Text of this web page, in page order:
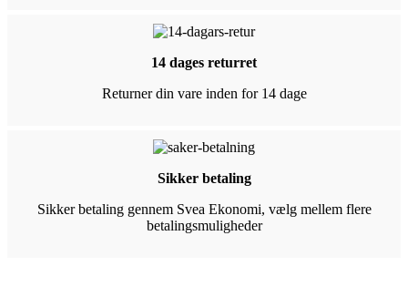
14 dages returret
Returner din vare inden for 14 dage
Sikker betaling
Sikker betaling gennem Svea Ekonomi, vælg mellem flere
betalingsmuligheder